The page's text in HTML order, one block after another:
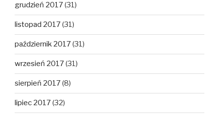
grudzień 2017(31)
listopad 2017(31)
październik 2017(31)
wrzesień 2017(31)
sierpień 2017(8)
lipiec 2017(32)